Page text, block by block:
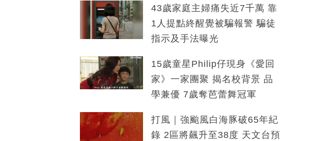
43歲家庭主婦痛失近7千萬 靠
1人提點終醒覺被騙報警 騙徒
指示及手法曝光
15歲童星Philip仔現身《愛回
家》一家團聚 揭名校背景 品
學兼優 7歲奪芭蕾舞冠軍
打風｜強颱風白海豚破65年紀
錄 2區將飆升至38度 天文台預